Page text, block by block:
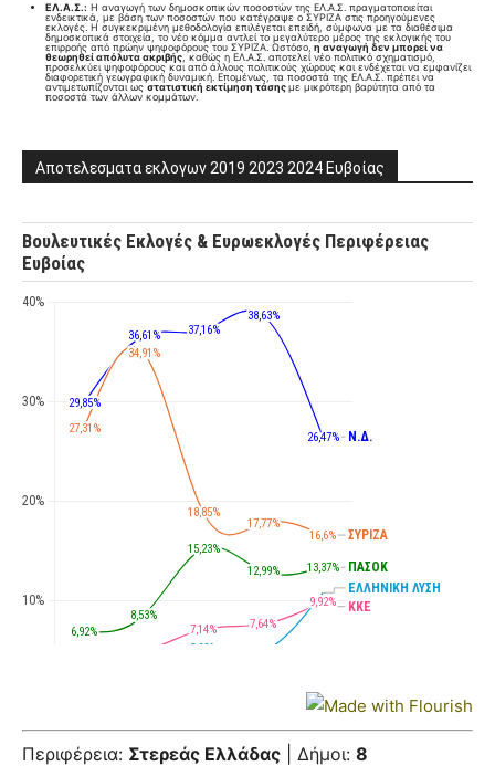
ΕΛ.Α.Σ.: Η αναγωγή των δημοσκοπικών ποσοστών της ΕΛ.Α.Σ. πραγματοποιείται
ενδεικτικά, με βάση των ποσοστών που κατέγραψε ο ΣΥΡΙΖΑ στις προηγούμενες
εκλογές. Η συγκεκριμένη μεθοδολογία επιλέγεται επειδή, σύμφωνα με τα διαθέσιμα
δημοσκοπικά στοιχεία, το νέο κόμμα αντλεί το μεγαλύτερο μέρος της εκλογικής του
επιρροής από πρώην ψηφοφόρους του ΣΥΡΙΖΑ. Ωστόσο, η αναγωγή δεν μπορεί να
θεωρηθεί απόλυτα ακριβής , καθώς η ΕΛ.Α.Σ. αποτελεί νέο πολιτικό σχηματισμό,
προσελκύει ψηφοφόρους και από άλλους πολιτικούς χώρους και ενδέχεται να εμφανίζει
διαφορετική γεωγραφική δυναμική. Επομένως, τα ποσοστά της ΕΛ.Α.Σ. πρέπει να
αντιμετωπίζονται ωςστατιστική εκτίμηση τάσηςμε μικρότερη βαρύτητα από τα
ποσοστά των άλλων κομμάτων.
Αποτελεσματα εκλογων 2019 2023 2024 Ευβοίας
Περιφέρεια: Στερεάς Ελλάδας | Δήμοι: 8